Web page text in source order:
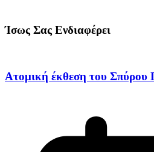
Ίσως Σας Ενδιαφέρει
Ατομική έκθεση του Σπύρου